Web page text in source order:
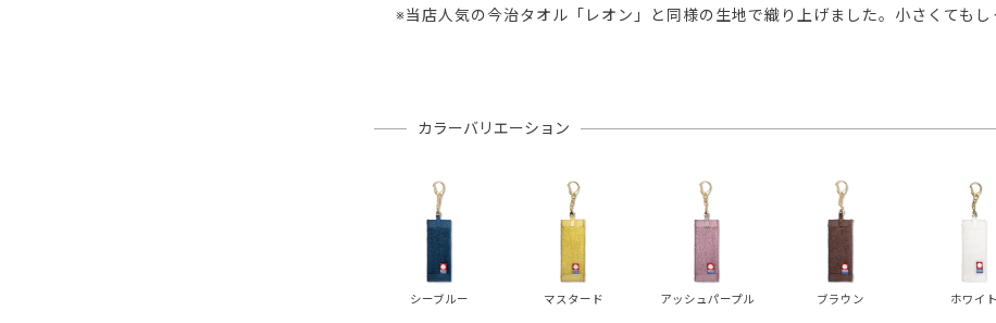
※当店人気の今治タオル「レオン」と同様の生地で織り上げました。小さくても
カラーバリエーション
シーブルー マスタード アッシュパープル ブラウン ホワイト